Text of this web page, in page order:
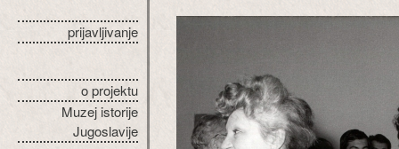
prijavljivanje
o projektu
Muzej istorije
Jugoslavije